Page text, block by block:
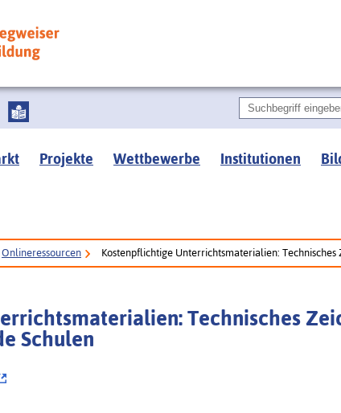
Projekte Wettbewerbe Institutionen
Onlineressourcen Kostenpflichtige Unterrichtsmaterialien:
Technisches
Schulen